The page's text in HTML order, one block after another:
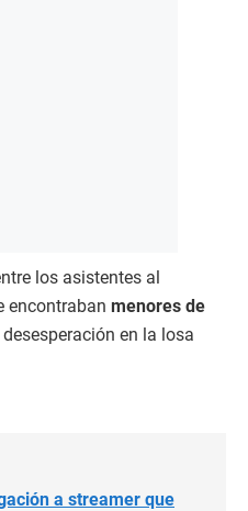
los asistentes al
encontraban menores de
en la losa
a streamer que